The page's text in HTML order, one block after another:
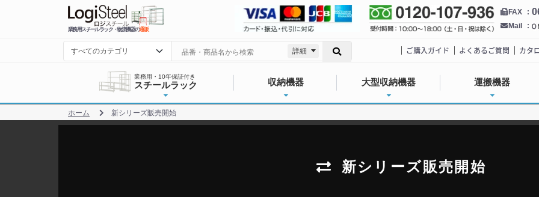
業務用スチールラック・物流機器の通販
詳細
FAX
Mail
ご購入ガイド よくあるご質問 カタ
業務用・10年保証付き
スチールラック 収納機器 大型収納機器 運搬機器
ホーム 新シリーズ販売開始
新シリーズ販売開始